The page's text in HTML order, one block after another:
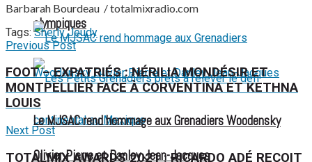
olympiques
Le MJSAC rend hommage aux Grenadiers Woodensky
Olivier Pierre et Danley Jean-Jacques
Barbarah Bourdeau / totalmixradio.com
Tags: Sherly Jeudy
Previous Post
FOOT – EXPATRIÉS : NÉRILIA MONDÉSIR ET
MONTPELLIER FACE À CORVENTINA ET KETHNA
LOUIS
Next Post
TOTALMIX AWARDS 2021 : RICARDO ADÉ REÇOIT